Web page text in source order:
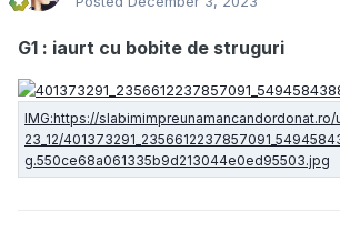
G1 : iaurt cu bobite de struguri